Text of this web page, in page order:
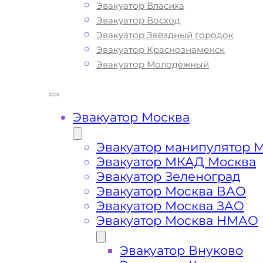
Эвакуатор Власиха
Эвакуатор Восход
Эвакуатор Звёздный городок
Эвакуатор Краснознаменск
Эвакуатор Молодёжный
Эвакуатор Москва
Эвакуатор манипулятор
Эвакуатор МКАД Москва
Эвакуатор Зеленоград
Эвакуатор Москва ВАО
Эвакуатор Москва ЗАО
Эвакуатор Москва НМАО
Эвакуатор Внуково
помощь эвакуатора на дороге по
стоимости. Наша компания имеет
опыт в сфере транспортировки и
гарантирует качество услуг
Долгопрудном. Мы используем
позволяет срочно и безопасно
ваш автомобиль с МКАДа или ЦКАДа
поломке транспортного средства
Вы всегда можете ознакомиться с
списком услуг эвакуатора и их
Долгопрудный Городском Округе, так
пределами города
Долгопрудный Какая